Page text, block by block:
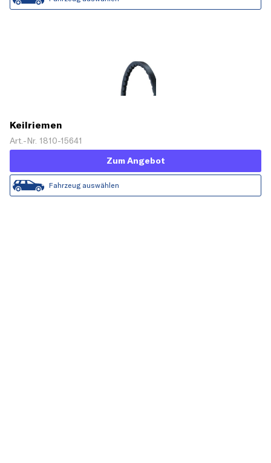
Keilriemen
Art.-Nr. 1810-15641
Zum Angebot
Fahrzeug auswählen